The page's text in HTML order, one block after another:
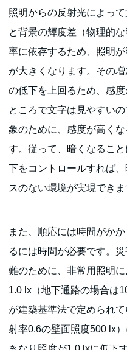
照明からの反射光によっ
と背景の輝度差（物理的
率に依存するため、照明
が大きくなります。その
の低下を上回るため、感
ところで文字は見やすい
象のために、感度が高く
す。従って、暗くなるこ
下をコントロールすれば
スのない環境が実現できま
また、順応には時間がか
るには時間が必要です。
難のために、非常用照明
1.0 lx（地下通路の場合は
が建築基準法で定められ
射率0.6の壁面照度500 lx